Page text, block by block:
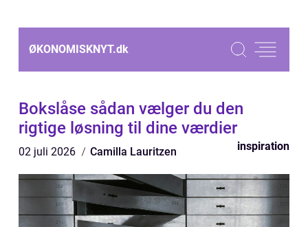
ØKONOMISKNYT.dk
Bokslåse sådan vælger du den
rigtige løsning til dine værdier
02 juli 2026 Camilla Lauritzen inspiration